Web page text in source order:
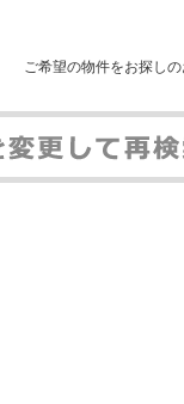
ご希望の物件をお探し